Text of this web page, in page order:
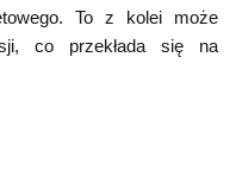
To z kolei może
co przekłada się na